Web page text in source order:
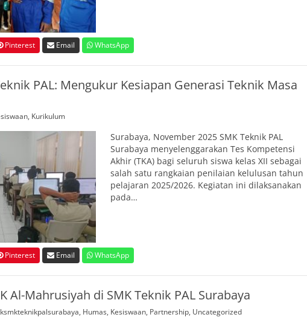
Pinterest Email WhatsApp
PAL: Mengukur Kesiapan Generasi Teknik Masa
, Kurikulum
Surabaya, November 2025 SMK Teknik PAL
Surabaya menyelenggarakan Tes Kompetensi
Akhir (TKA) bagi seluruh siswa kelas XII sebagai
salah satu rangkaian penilaian kelulusan tahun
pelajaran 2025/2026. Kegiatan ini dilaksanakan
pada…
Pinterest Email WhatsApp
Al-Mahrusiyah di SMK Teknik PAL Surabaya
, Humas, Kesiswaan, Partnership, Uncategorized